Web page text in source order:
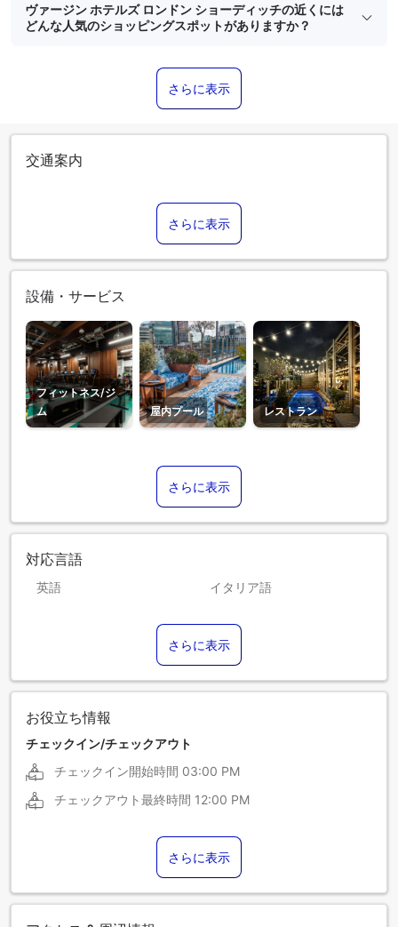
ヴァージン ホテルズ ロンドン ショーディッチの近くには
どんな人気のショッピングスポットがありますか？
さらに表示
交通案内
さらに表示
設備・サービス
フィットネス/ジ
ム
屋内プール レストラン
さらに表示
対応言語
英語 イタリア語
さらに表示
お役立ち情報
チェックイン/チェックアウト
チェックイン開始時間 03:00 PM
チェックアウト最終時間 12:00 PM
さらに表示